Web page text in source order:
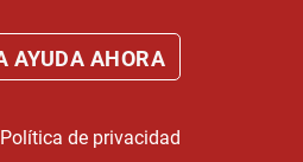
Política de privacidad